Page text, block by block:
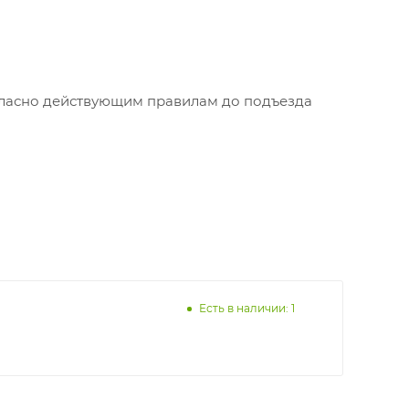
действующим правилам до подъезда
Есть в наличии: 1